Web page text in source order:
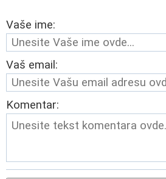
Vaše ime:
Vaš email:
Komentar: